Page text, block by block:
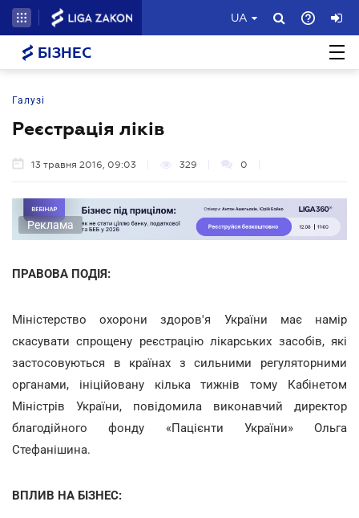
UA
БІЗНЕС
Галузі
Реєстрація ліків
13 травня 2016, 09:03 329 0
Реклама
ПРАВОВА ПОДІЯ:
Міністерство охорони здоров'я України має намір
скасувати спрощену реєстрацію лікарських засобів, які
застосовуються в країнах з сильними регуляторними
органами, ініційовану кілька тижнів тому Кабінетом
Міністрів України, повідомила виконавчий директор
благодійного фонду «Пацієнти України» Ольга
Стефанішина.
ВПЛИВ НА БІЗНЕС: